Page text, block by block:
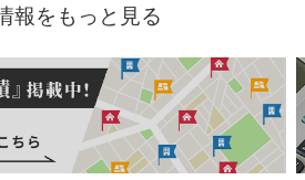
報をもっと見る